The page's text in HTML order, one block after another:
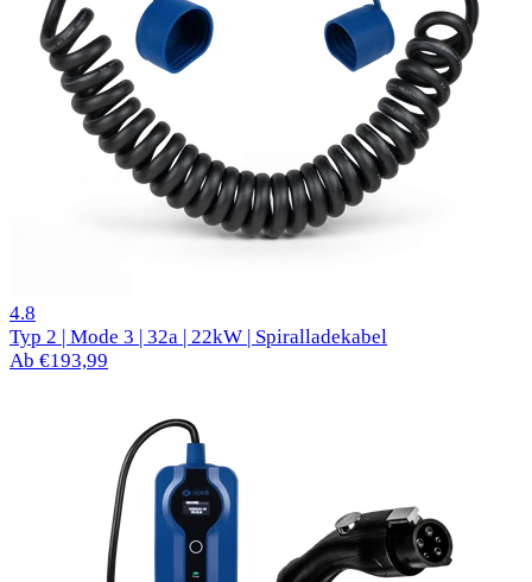
4.8
Typ 2 | Mode 3 | 32a | 22kW | Spiralladekabel
Ab €193,99